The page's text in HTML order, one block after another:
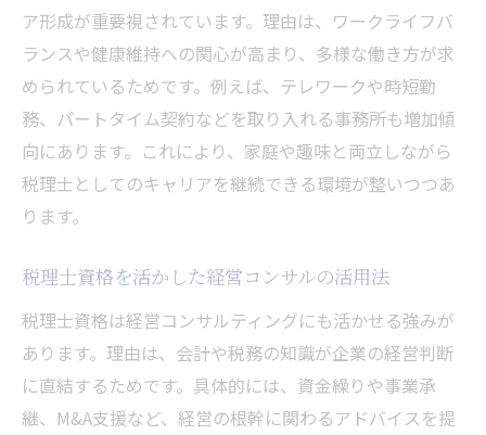
ア形成が重要視されています。理由は、ワークライフバ
ランスや健康維持への関心が高まり、多様な働き方が求
められているためです。例えば、テレワークや時短勤
務、パートタイム契約などを取り入れる事務所も増加傾
向にあります。これにより、家庭や趣味と両立しながら
税理士としてのキャリアを継続できる環境が整いつつあ
ります。
税理士資格を活かした経営コンサルの活用法
税理士資格は経営コンサルティングにも活かせる強みが
あります。理由は、会計や税務の知識が企業の経営判断
に直結するためです。具体的には、資金繰りや事業承
継、M&A支援など、経営の根幹に関わるアドバイスを提